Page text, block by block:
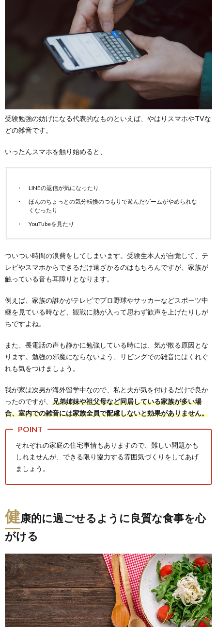
受験勉強の妨げになる代表的なものといえば、やはりスマホやTVな
どの雑音です。
いったんスマホを触り始めると、
LINEの返信が気になったり
ほんのちょっとの気分転換のつもりで遊んだゲームがやめられな
くなったり
YouTubeを見たり
ついつい時間の浪費をしてしまいます。受験生本人が自覚して、テ
レビやスマホからできるだけ遠ざかるのはもちろんですが、家族が
触っている音も耳障りとなります。
例えば、家族の誰かがテレビでプロ野球やサッカーなどスポーツ中
継を見ている時など、観戦に熱が入って思わず歓声を上げたりしが
ちですよね。
また、長電話の声も静かに勉強している時には、気が散る原因とな
ります。勉強の邪魔にならないよう、リビングでの雑音にはくれぐ
れも気をつけましょう。
我が家は次男が海外留学中なので、私と夫が気を付けるだけで良か
ったのですが、 兄弟姉妹や祖父母など同居している家族が多い場
合、室内での雑音には家族全員で配慮しないと効果がありません。
それぞれの家庭の住宅事情もありますので、難しい問題かも
しれませんが、できる限り協力する雰囲気づくりをしてあげ
ましょう。
健康的に過ごせるように良質な食事を心
がける